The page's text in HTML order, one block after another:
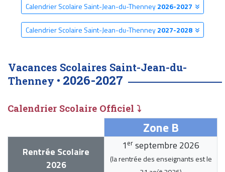
Calendrier Scolaire Saint-Jean-du-Thenney2026-2027
Calendrier Scolaire Saint-Jean-du-Thenney2027-2028
Vacances Scolaires Saint-Jean-du-
Thenney • 2026-2027
Calendrier Scolaire Officiel ⤵
Zone B
Rentrée Scolaire
2026
1 er septembre 2026
(la rentrée des enseignants est le